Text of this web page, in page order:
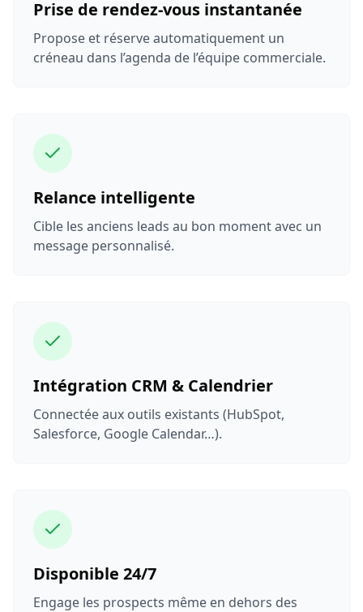
Prise de rendez-vous instantanée
Propose et réserve automatiquement un
créneau dans l’agenda de l’équipe commerciale.
Relance intelligente
Cible les anciens leads au bon moment avec un
message personnalisé.
Intégration CRM & Calendrier
Connectée aux outils existants (HubSpot,
Salesforce, Google Calendar…).
Disponible 24/7
Engage les prospects même en dehors des